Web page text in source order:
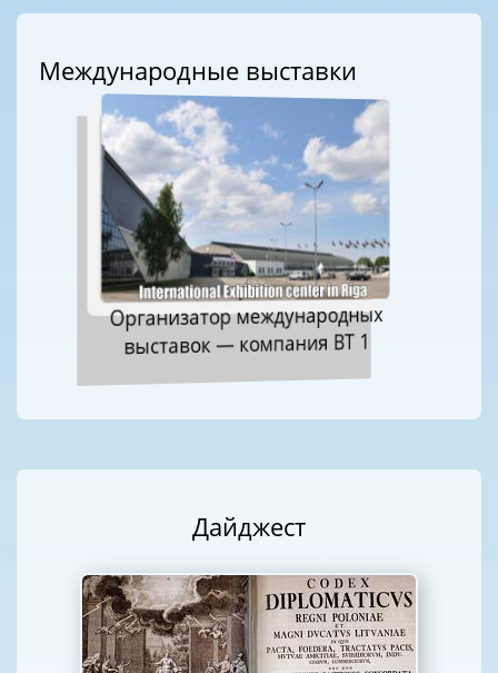
Международные выставки
Организатор международных
выставок — компания ВТ 1
Дайджест